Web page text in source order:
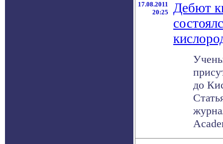
17.08.2011
20:25
Дебют
до